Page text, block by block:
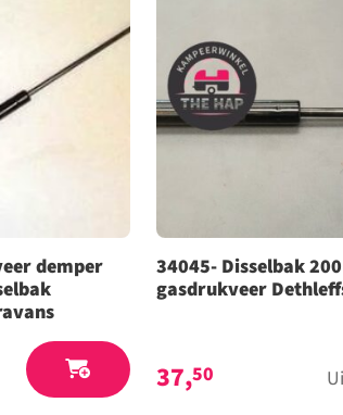
demper
34045- Disselbak
gasdrukveer
37,50